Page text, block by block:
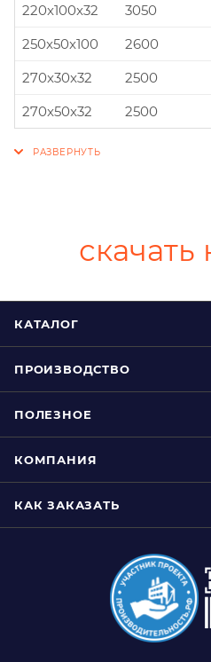
220x100x32
3050
250x50x100
2600
270x30x32
2500
270x50x32
2500
скачать
КАТАЛОГ
ПРОИЗВОДСТВО
ПОЛЕЗНОЕ
КОМПАНИЯ
КАК ЗАКАЗАТЬ